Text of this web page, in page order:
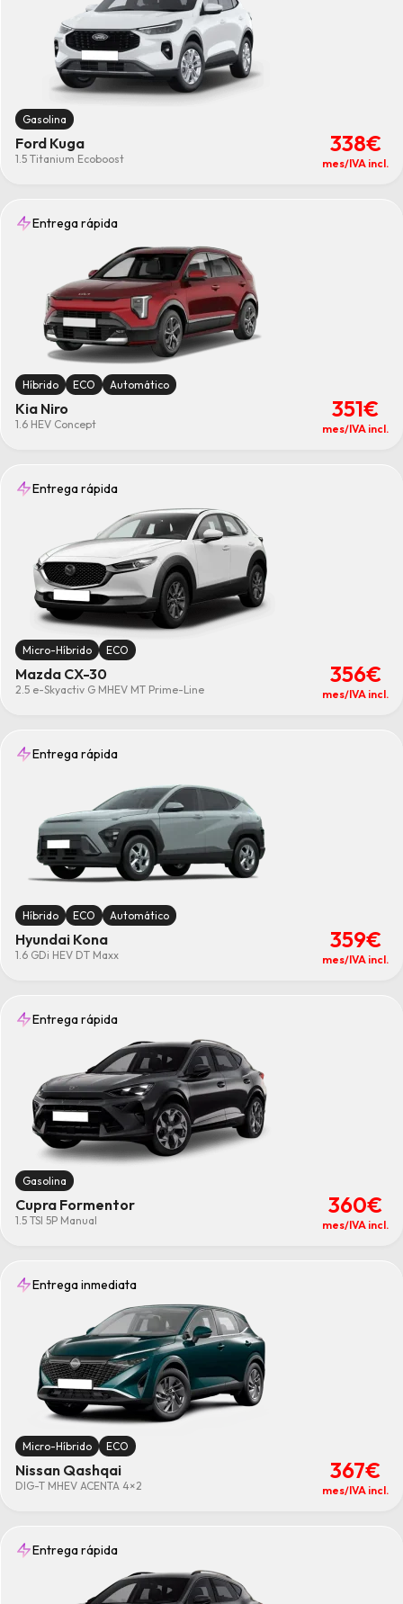
Gasolina
Ford Kuga
1.5 Titanium Ecoboost
338€
mes/IVA incl.
Entrega rápida
Híbrido ECO Automático
Kia Niro
1.6 HEV Concept
351€
mes/IVA incl.
Entrega rápida
Micro-Híbrido ECO
Mazda CX-30
2.5 e-Skyactiv G MHEV MT Prime-Line
356€
mes/IVA incl.
Entrega rápida
Híbrido ECO Automático
Hyundai Kona
1.6 GDi HEV DT Maxx
359€
mes/IVA incl.
Entrega rápida
Gasolina
Cupra Formentor
1.5 TSI 5P Manual
360€
mes/IVA incl.
Entrega inmediata
Micro-Híbrido ECO
Nissan Qashqai
DIG-T MHEV ACENTA 4×2
367€
mes/IVA incl.
Entrega rápida